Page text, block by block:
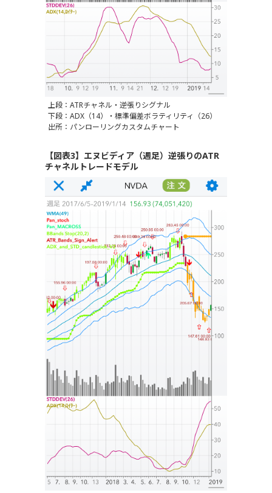
上段：ATRチャネル・逆張りシグナル
下段：ADX（14）・標準偏差ボラティリティ（26）
出所：パンローリングカスタムチャート
【図表3】エヌビディア（週足）逆張りのATR
チャネルトレードモデル